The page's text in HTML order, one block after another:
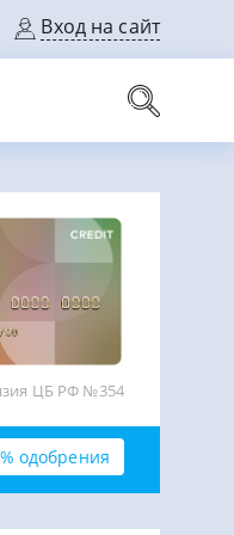
Вход на сайт
срок
ЦБ РФ №354
одобрения